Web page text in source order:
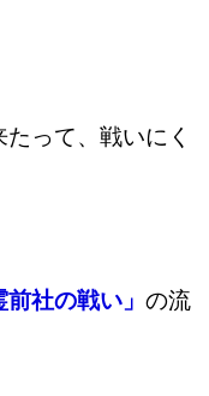
って、戦いにく
前社の戦い」 の流